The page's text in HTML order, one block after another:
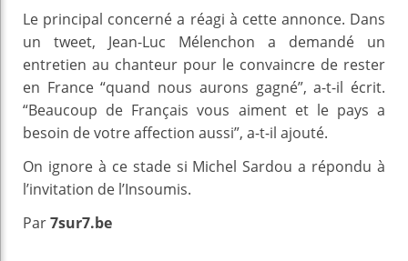
Le principal concerné a réagi à cette annonce. Dans
un tweet, Jean-Luc Mélenchon a demandé un
entretien au chanteur pour le convaincre de rester
en France “quand nous aurons gagné”, a-t-il écrit.
“Beaucoup de Français vous aiment et le pays a
besoin de votre affection aussi”, a-t-il ajouté.
On ignore à ce stade si Michel Sardou a répondu à
l’invitation de l’Insoumis.
Par7sur7.be